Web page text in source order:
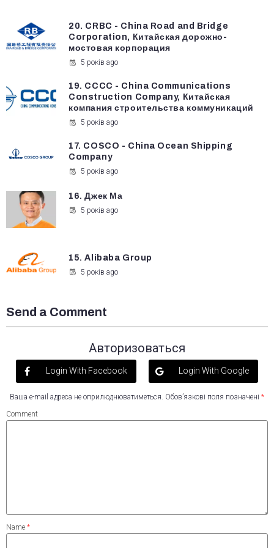
20. CRBC - China Road and Bridge
Corporation, Китайская дорожно-
мостовая корпорация
5 років ago
19. CCCC - China Communications
Construction Company, Китайская
компания строительства коммуникаций
5 років ago
17. COSCO - China Ocean Shipping
Company
5 років ago
16. Джек Ма
5 років ago
15. Alibaba Group
5 років ago
Send a Comment
Авторизоваться
Login With Facebook Login With Google
Ваша e-mail адреса не оприлюднюватиметься. Обов’язкові поля позначені *
Comment
Name *